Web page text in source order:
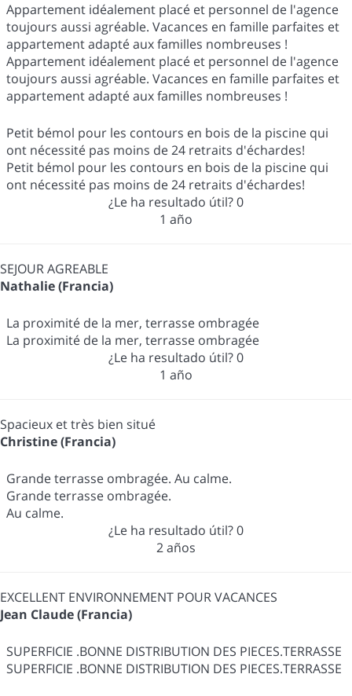
Appartement idéalement placé et personnel de l'agence
toujours aussi agréable. Vacances en famille parfaites et
appartement adapté aux familles nombreuses !
Appartement idéalement placé et personnel de l'agence
toujours aussi agréable. Vacances en famille parfaites et
appartement adapté aux familles nombreuses !
Petit bémol pour les contours en bois de la piscine qui
ont nécessité pas moins de 24 retraits d'échardes!
Petit bémol pour les contours en bois de la piscine qui
ont nécessité pas moins de 24 retraits d'échardes!
¿Le ha resultado útil?0
1 año
SEJOUR AGREABLE
Nathalie (Francia)
La proximité de la mer, terrasse ombragée
La proximité de la mer, terrasse ombragée
¿Le ha resultado útil?0
1 año
Spacieux et très bien situé
Christine (Francia)
Grande terrasse ombragée. Au calme.
Grande terrasse ombragée.
Au calme.
¿Le ha resultado útil?0
2 años
EXCELLENT ENVIRONNEMENT POUR VACANCES
Jean Claude (Francia)
SUPERFICIE .BONNE DISTRIBUTION DES PIECES.TERRASSE
SUPERFICIE .BONNE DISTRIBUTION DES PIECES.TERRASSE